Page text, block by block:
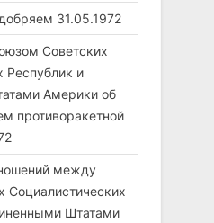
31.05.1972
Советских
Республик и
Америки об
противоракетной
между
Социалистических
Штатами